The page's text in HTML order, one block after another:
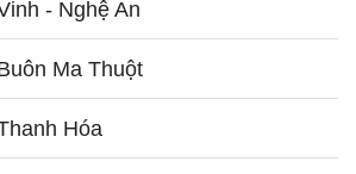
- Nghệ An
Ma Thuột
Hóa